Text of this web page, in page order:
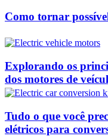
Como tornar
Explorando os
dos motores de
Tudo o que você
elétricos para